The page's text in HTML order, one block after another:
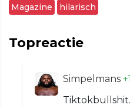
Magazine hilarisch
Topreactie
Simpelmans